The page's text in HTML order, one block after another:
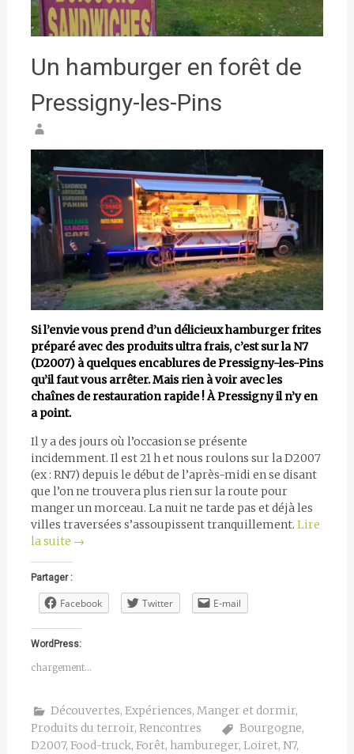
Un hamburger en forêt de
Pressigny-les-Pins
Si l’envie vous prend d’un délicieux hamburger frites
préparé avec des produits ultra frais, c’est sur la N7
(D2007) à quelques encablures de Pressigny-les-Pins
qu’il faut vous arrêter. Mais rien à voir avec les
chaînes de restauration rapide ! À Pressigny il n’y en
a point.
Il y a des jours où l’occasion se présente
incidemment. Il est 21 h et nous roulons sur la D2007
(ex : RN7) depuis le début de l’après-midi en se disant
que l’on ne trouvera plus rien sur la route pour
manger un morceau. La nuit ne tarde pas et déjà les
villes traversées s’assoupissent tranquillement. Lire
la suite →
Partager :
Facebook Twitter E-mail
WordPress:
chargement…
Découvertes, Expériences, Manger et dormir,
Produits du terroir, Rencontres Bourgogne,
D2007, Food-truck, Forêt, hambureger, Loiret, N7,